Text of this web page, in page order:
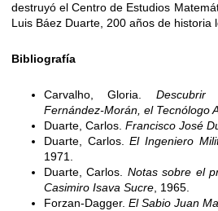
destruyó el Centro de Estudios
Luis Báez Duarte, 200 años de historia
Bibliografía
Carvalho, Gloria.
Fernández-Morán, el Tecnólogo
Duarte, Carlos. Francisco José
Duarte, Carlos.El Ingeniero
1971.
Duarte, Carlos. Notas sobre el
Casimiro Isava Sucre, 1965.
Forzan-Dagger. El Sabio Juan